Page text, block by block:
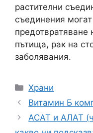
растителни
съединения
предотвратяване
пътища, рак на
заболявания.
Категории
Храни
Витамин Б
АСАТ и АЛАТ